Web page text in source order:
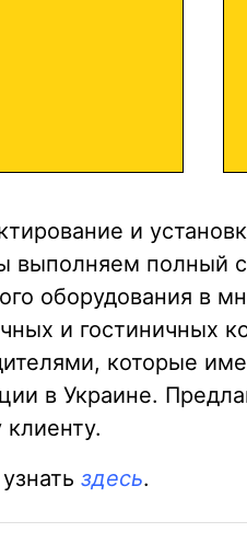
и
полный
оборудования в
и гостиничных
которые
в Украине.
здесь.